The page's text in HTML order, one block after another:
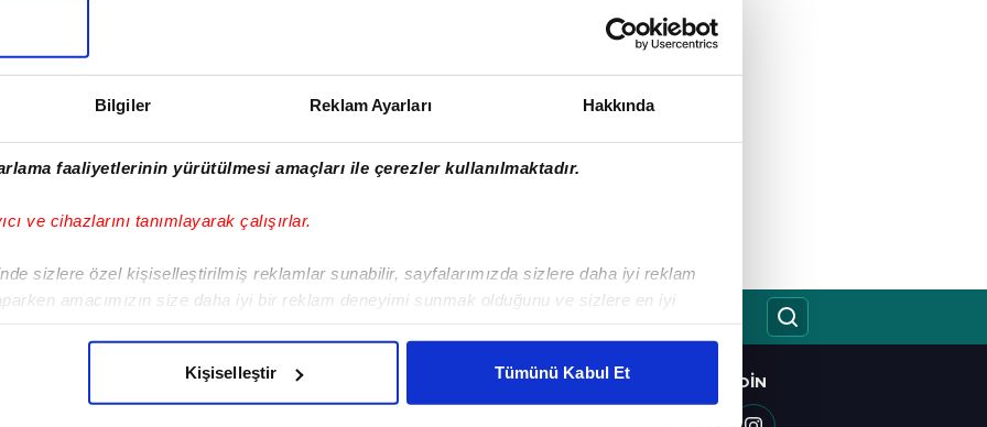
Bilgiler Reklam Ayarları Hakkında
faaliyetlerinin yürütülmesi amaçları ile çerezler kullanılmaktadır.
ve cihazlarını tanımlayarak çalışırlar.
sizlere özel kişiselleştirilmiş reklamlar sunabilir, sayfalarımızda sizlere daha iyi reklam
amacımızın size daha iyi bir reklam deneyimi sunmak olduğunu ve sizlere en iyi
çerezlere izin vermedikleri takdirde, kullanıcılara hedefli reklamlar gösterilmeyecektir."
Kişiselleştir Tümünü Kabul Et
Sonraki Haber
Uluslararası Fetih
Kupası tamamlandı
PROGRAMLAR
BIZI TAKIP EDIN